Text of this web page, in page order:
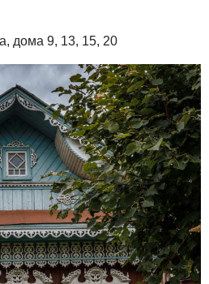
дома 9, 13, 15, 20